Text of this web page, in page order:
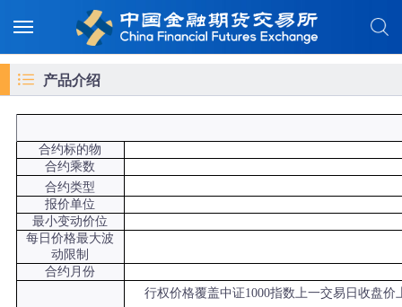
产品介绍
合约标的物
合约乘数
合约类型
报价单位
最小变动价位
每日价格最大波
动限制
合约月份
行权价格覆盖中证1000指数上一交易日收盘价